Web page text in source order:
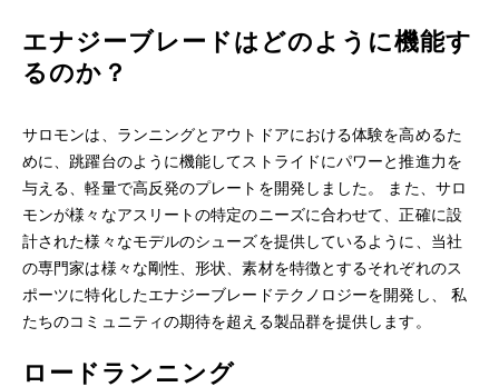
エナジーブレードはどのように機能す
るのか？
サロモンは、ランニングとアウトドアにおける体験を高めるた
めに、跳躍台のように機能してストライドにパワーと推進力を
与える、軽量で高反発のプレートを開発しました。 また、サロ
モンが様々なアスリートの特定のニーズに合わせて、正確に設
計された様々なモデルのシューズを提供しているように、当社
の専門家は様々な剛性、形状、素材を特徴とするそれぞれのス
ポーツに特化したエナジーブレードテクノロジーを開発し、 私
たちのコミュニティの期待を超える製品群を提供します。
ロードランニング